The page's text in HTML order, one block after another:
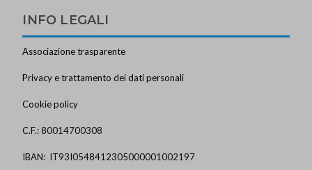
INFO LEGALI
Associazione trasparente
Privacy e trattamento dei dati personali
Cookie policy
C.F.: 80014700308
IBAN: IT93I0548412305000001002197